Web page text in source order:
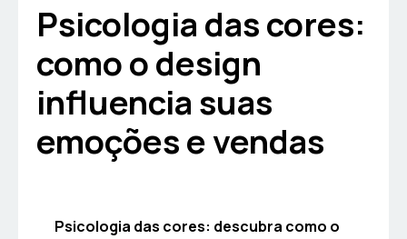
Psicologia das cores:
como o design
influencia suas
emoções e vendas
Psicologia das cores: descubra como o